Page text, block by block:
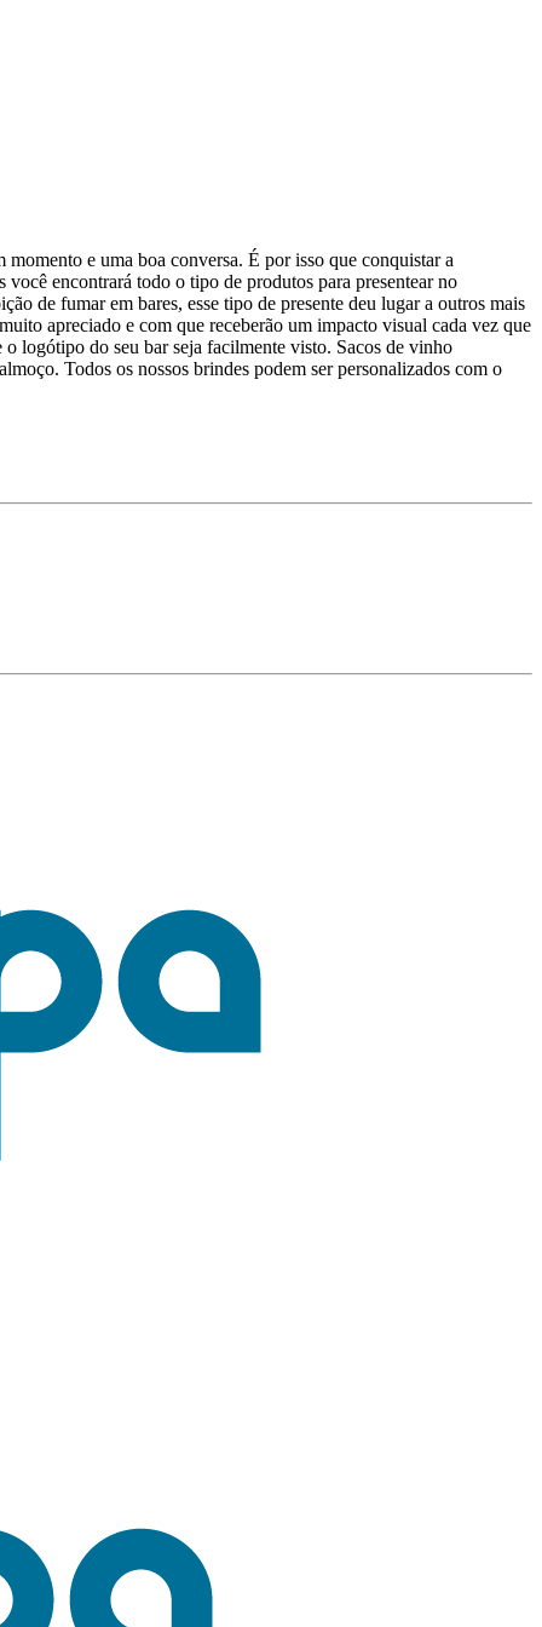
e uma boa conversa. É por isso que conquistar a
encontrará todo o tipo de produtos para presentear no
de fumar em bares, esse tipo de presente deu lugar a outros mais
apreciado e com que receberão um impacto visual cada vez que
logótipo do seu bar seja facilmente visto. Sacos de vinho
Todos os nossos brindes podem ser personalizados com o